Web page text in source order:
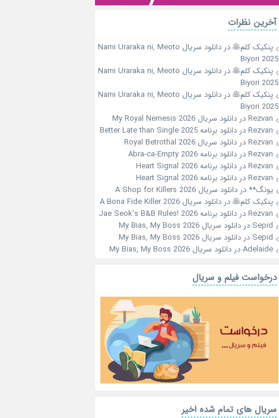
آخرین نظرات
پنکیک کلم🥞در
دانلود سریال Nami Uraraka ni, Meoto
Biyori 2025
پنکیک کلم🥞در
دانلود سریال Nami Uraraka ni, Meoto
Biyori 2025
پنکیک کلم🥞در
دانلود سریال Nami Uraraka ni, Meoto
Biyori 2025
Rezvanدردانلود سریال My Royal Nemesis 2026
Rezvanدردانلود برنامه Better Late than Single 2025
Rezvanدردانلود سریال Royal Betrothal 2026
Rezvanدردانلود برنامه Abra-ca-Empty 2026
Rezvanدردانلود برنامه Heart Signal 2026
Rezvanدردانلود برنامه Heart Signal 2026
یونگ** دردانلود سریال A Shop for Killers 2026
پنکیک کلم🥞دردانلود سریال A Bona Fide Killer 2026
Rezvanدردانلود برنامه Jae Seok’s B&B Rules! 2026
Sepid دردانلود سریال My Bias, My Boss 2026
Sepid دردانلود سریال My Bias, My Boss 2026
Adelaideدردانلود سریال My Bias, My Boss 2026
درخواست فیلم و سریال
سریال های تمام شده اخیر